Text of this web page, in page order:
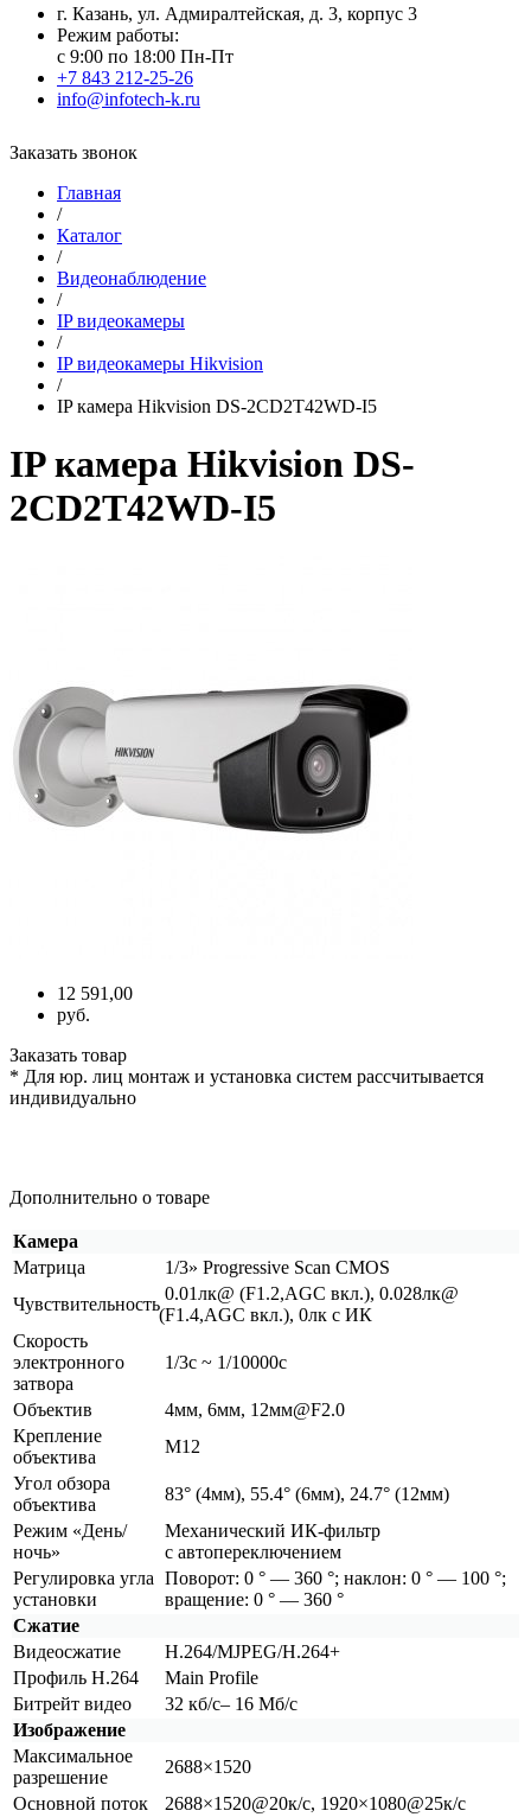
г. Казань, ул. Адмиралтейская, д. 3, корпус 3
Режим работы:
с 9:00 по 18:00 Пн-Пт
+7 843 212-25-26
info@infotech-k.ru
Заказать звонок
Главная
/
Каталог
/
Видеонаблюдение
/
IP видеокамеры
/
IP видеокамеры Hikvision
/
IP камера Hikvision DS-2CD2T42WD-I5
IP камера Hikvision DS-
2CD2T42WD-I5
12 591,00
руб.
Заказать товар
* Для юр. лиц монтаж и установка систем рассчитывается
индивидуально
Дополнительно о товаре
Камера
Матрица
1/3» Progressive Scan CMOS
Чувствительность
0.01лк@ (F1 .2,AGC вкл.), 0.028лк@
(F1 .4,AGC вкл.), 0лк с ИК
Скорость
электронного
затвора
1/3с ~ 1/10000с
Объектив
4мм, 6мм, 12мм@F2.0
Крепление
объектива
M12
Угол обзора
объектива
83° (4мм), 55.4° (6мм), 24.7° (12мм)
Режим «День/
ночь»
Механический ИК-фильтр
с автопереключением
Регулировка угла
установки
Поворот: 0 ° — 360 °; наклон: 0 ° — 100 °;
вращение: 0 ° — 360 °
Сжатие
Видеосжатие
H.264/MJPEG/H.264+
Профиль H.264
Main Profile
Битрейт видео
32 кб/с– 16 Мб/с
Изображение
Максимальное
разрешение
2688×1520
Основной поток
2688×1520@20к/с, 1920×1080@25к/с